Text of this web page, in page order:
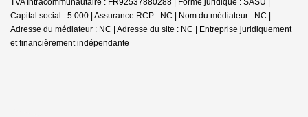
TVA Intracommunautaire : FR92537880288 | Forme juridique : SASU |
Capital social : 5 000 | Assurance RCP : NC | Nom du médiateur : NC |
Adresse du médiateur : NC | Adresse du site : NC | Entreprise juridiquement
et financièrement indépendante